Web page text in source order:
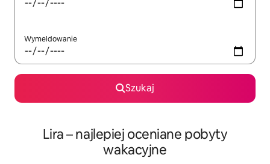
Wymeldowanie
Szukaj
Lira – najlepiej oceniane pobyty
wakacyjne